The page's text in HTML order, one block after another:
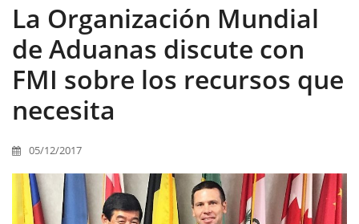
La Organización Mundial
de Aduanas discute con
FMI sobre los recursos que
necesita
05/12/2017